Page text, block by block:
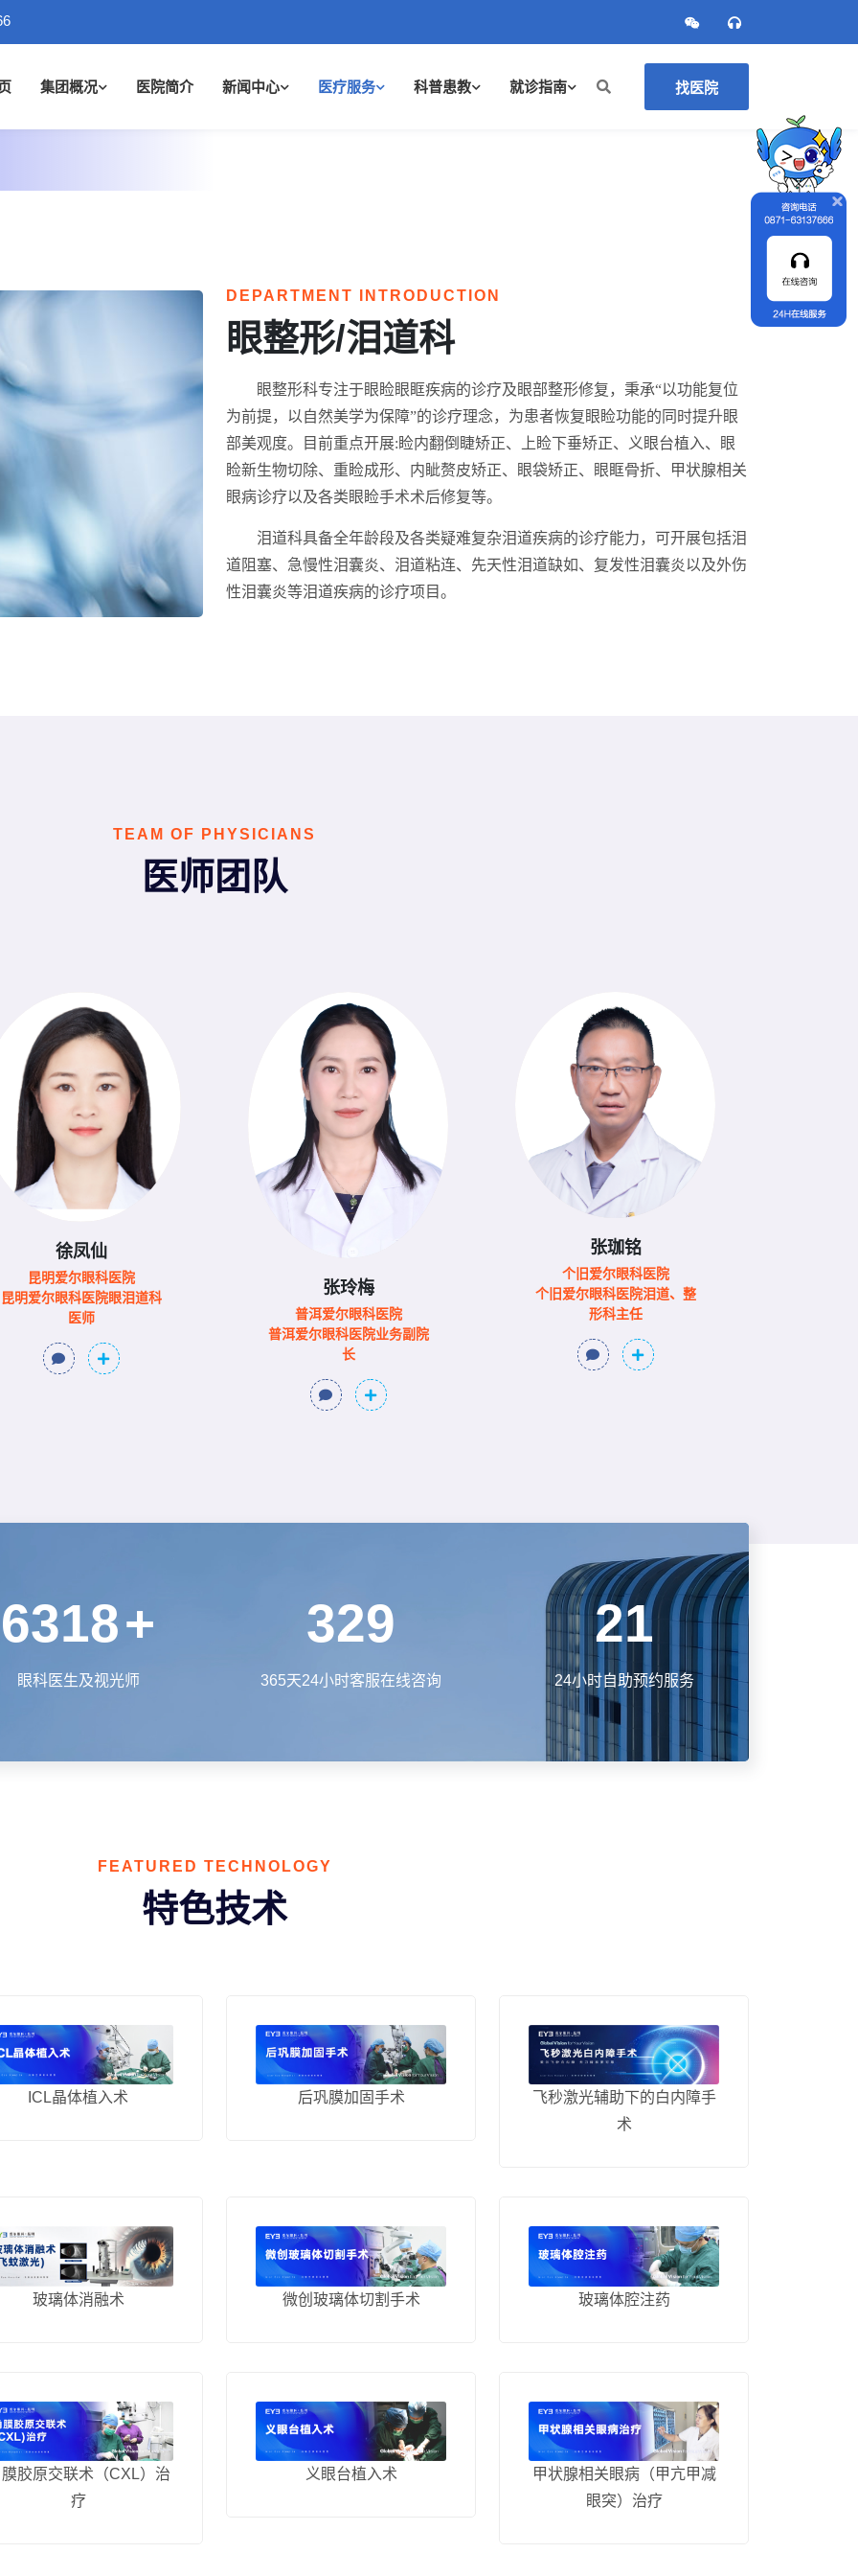
集团概况 医院简介 新闻中心 医疗服务 科普患教 就诊指南 找医院
DEPARTMENT INTRODUCTION
眼整形/泪道科
眼整形科专注于眼睑眼眶疾病的诊疗及眼部整形修复，秉承“以功能复位
为前提，以自然美学为保障”的诊疗理念，为患者恢复眼睑功能的同时提升眼
部美观度。目前重点开展:睑内翻倒睫矫正、上睑下垂矫正、义眼台植入、眼
睑新生物切除、重睑成形、内眦赘皮矫正、眼袋矫正、眼眶骨折、甲状腺相关
眼病诊疗以及各类眼睑手术术后修复等。
泪道科具备全年龄段及各类疑难复杂泪道疾病的诊疗能力，可开展包括泪
道阻塞、急慢性泪囊炎、泪道粘连、先天性泪道缺如、复发性泪囊炎以及外伤
性泪囊炎等泪道疾病的诊疗项目。
TEAM OF PHYSICIANS
医师团队
徐凤仙
昆明爱尔眼科医院
昆明爱尔眼科医院眼泪道科
医师
张玲梅
普洱爱尔眼科医院
普洱爱尔眼科医院业务副院
长
张珈铭
个旧爱尔眼科医院
个旧爱尔眼科医院泪道、整
形科主任
7000+
眼科医生及视光师
365
365天24小时客服在线咨询
24
24小时自助预约服务
FEATURED TECHNOLOGY
特色技术
ICL晶体植入术 后巩膜加固手术
飞秒激光辅助下的白内障手
术
玻璃体消融术 微创玻璃体切割手术 玻璃体腔注药
胶原交联术（CXL）治
疗
义眼台植入术
甲状腺相关眼病（甲亢甲减
眼突）治疗